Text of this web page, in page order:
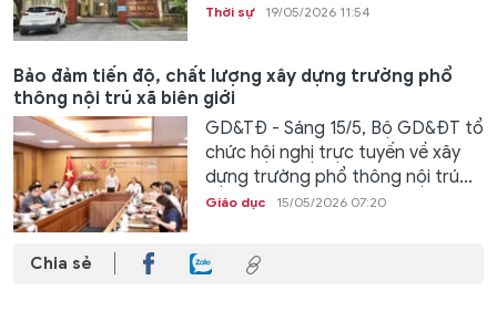
Thời sự 19/05/2026 11:54
Bảo đảm tiến độ, chất lượng xây dựng trường phổ
thông nội trú xã biên giới
GD&TĐ - Sáng 15/5, Bộ GD&ĐT tổ
chức hội nghị trực tuyến về xây
dựng trường phổ thông nội trú...
Giáo dục 15/05/2026 07:20
Chia sẻ